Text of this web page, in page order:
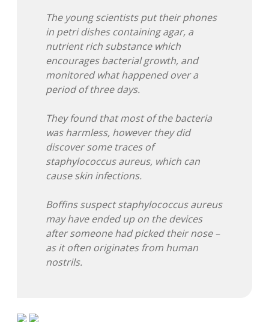
Adventskalender 2020
Adventskalender 2021
Adventskalender 2022
Adventskalender 2023
Adventskalender 2024
The young scientists put their phones
in petri dishes containing agar, a
nutrient rich substance which
encourages bacterial growth, and
monitored what happened over a
period of three days.
They found that most of the bacteria
was harmless, however they did
discover some traces of
staphylococcus aureus, which can
cause skin infections.
Boffins suspect staphylococcus aureus
may have ended up on the devices
after someone had picked their nose –
as it often originates from human
nostrils.